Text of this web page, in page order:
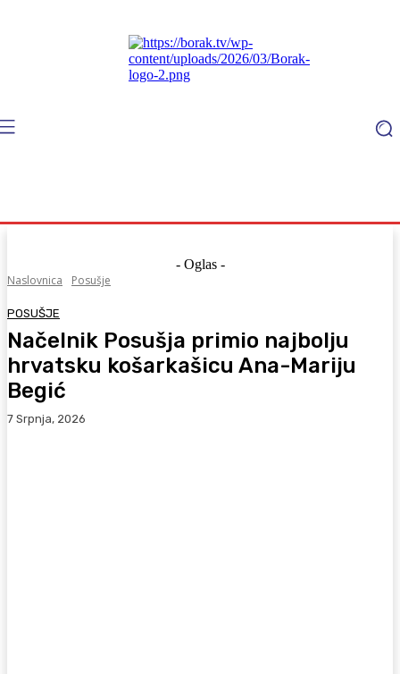
- Oglas -
Naslovnica
Posušje
POSUŠJE
Načelnik Posušja primio najbolju
hrvatsku košarkašicu Ana-Mariju
Begić
7 Srpnja, 2026